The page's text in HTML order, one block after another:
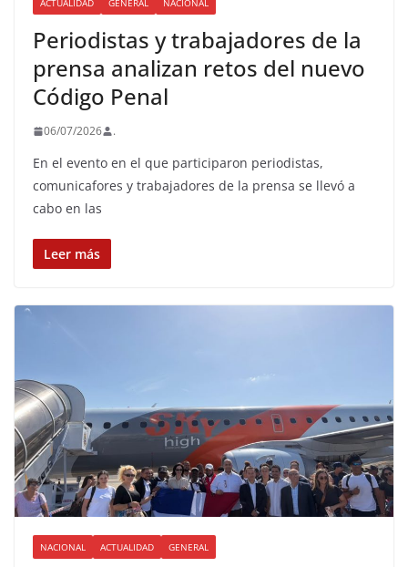
ACTUALIDAD GENERAL NACIONAL
Periodistas y trabajadores de la
prensa analizan retos del nuevo
Código Penal
06/07/2026 .
En el evento en el que participaron periodistas,
comunicafores y trabajadores de la prensa se llevó a
cabo en las
Leer más
NACIONAL ACTUALIDAD GENERAL